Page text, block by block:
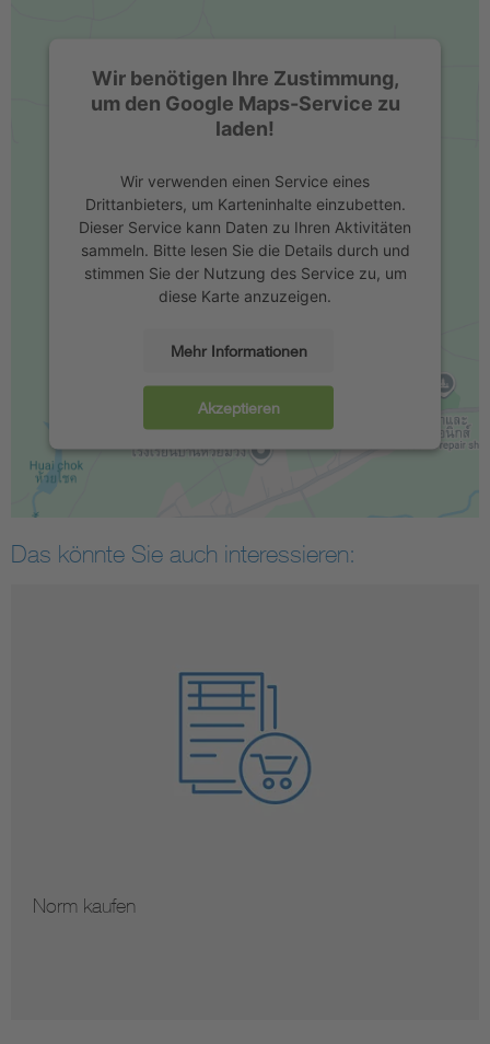
Wir benötigen Ihre Zustimmung,
um den Google Maps-Service zu
laden!
Wir verwenden einen Service eines
Drittanbieters, um Karteninhalte einzubetten.
Dieser Service kann Daten zu Ihren Aktivitäten
sammeln. Bitte lesen Sie die Details durch und
stimmen Sie der Nutzung des Service zu, um
diese Karte anzuzeigen.
Mehr Informationen
Akzeptieren
Das könnte Sie auch interessieren:
Norm kaufen